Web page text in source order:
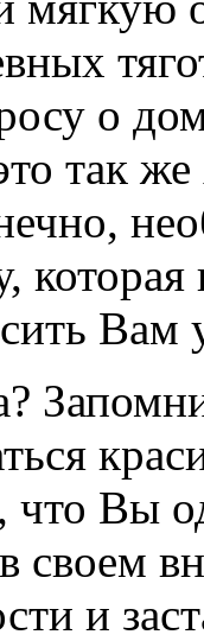
о
так
Вам
что Вы
своем
и